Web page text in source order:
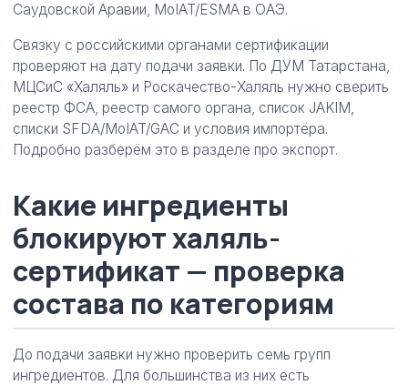
Саудовской Аравии, MoIAT/ESMA в ОАЭ.
Связку с российскими органами сертификации
проверяют на дату подачи заявки. По ДУМ Татарстана,
МЦСиС «Халяль» и Роскачество-Халяль нужно сверить
реестр ФСА, реестр самого органа, список JAKIM,
списки SFDA/MoIAT/GAC и условия импортёра.
Подробно разберём это в разделе про экспорт.
Какие ингредиенты
блокируют халяль-
сертификат — проверка
состава по категориям
До подачи заявки нужно проверить семь групп
ингредиентов. Для большинства из них есть